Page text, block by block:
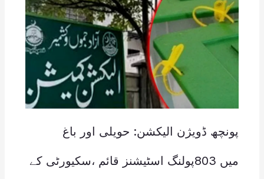
پونچھ ڈویژن الیکشن: حویلی اور باغ
میں 803پولنگ اسٹیشنز قائم ،سکیورٹی کے